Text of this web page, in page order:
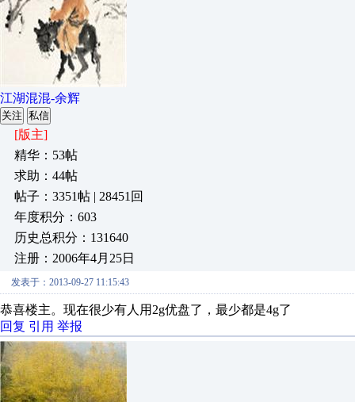
江湖混混-余辉
关注 私信
[版主]
精华：53帖
求助：44帖
帖子：3351帖 | 28451回
年度积分：603
历史总积分：131640
注册：2006年4月25日
发表于：2013-09-27 11:15:43
恭喜楼主。现在很少有人用2g优盘了，最少都是4g了
回复 引用 举报